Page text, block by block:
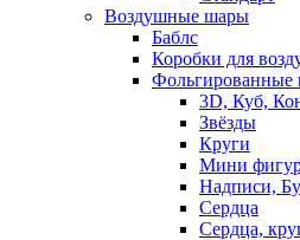
Воздушные шары
Баблс
Коробки для
3D, Куб,
Звёзды
Круги
Мини
Надписи,
Сердца
Сердца,